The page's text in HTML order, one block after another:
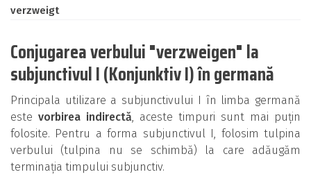
verzweigt
Conjugarea verbului "verzweigen" la
subjunctivul I (Konjunktiv I) în germană
Principala utilizare a subjunctivului I în limba germană
este vorbirea indirectă, aceste timpuri sunt mai puțin
folosite. Pentru a forma subjunctivul I, folosim tulpina
verbului (tulpina nu se schimbă) la care adăugăm
terminația timpului subjunctiv.